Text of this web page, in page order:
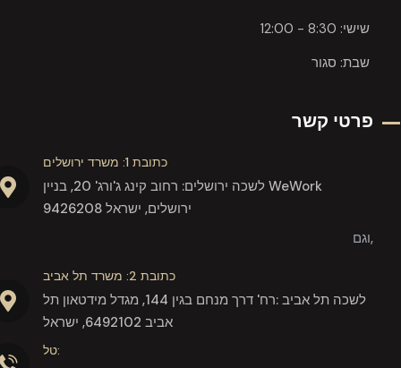
שישי: 8:30 - 12:00
שבת: סגור
פרטי קשר
כתובת 1: משרד ירושלים
לשכה ירושלים: רחוב קינג ג'ורג' 20, בניין WeWork
9426208 ירושלים, ישראל
וגם,
כתובת 2: משרד תל אביב
לשכה תל אביב :רח' דרך מנחם בגין 144, מגדל מידטאון תל
אביב 6492102, ישראל
טל: